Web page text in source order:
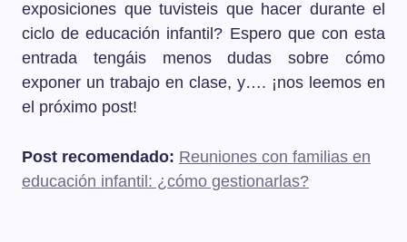
exposiciones que tuvisteis que hacer durante el
ciclo de educación infantil? Espero que con esta
entrada tengáis menos dudas sobre cómo
exponer un trabajo en clase, y…. ¡nos leemos en
el próximo post!
Post recomendado: Reuniones con familias en
educación infantil: ¿cómo gestionarlas?